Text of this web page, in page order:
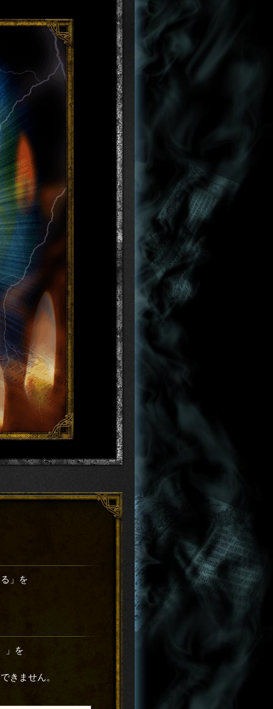
」を
」を
きません。